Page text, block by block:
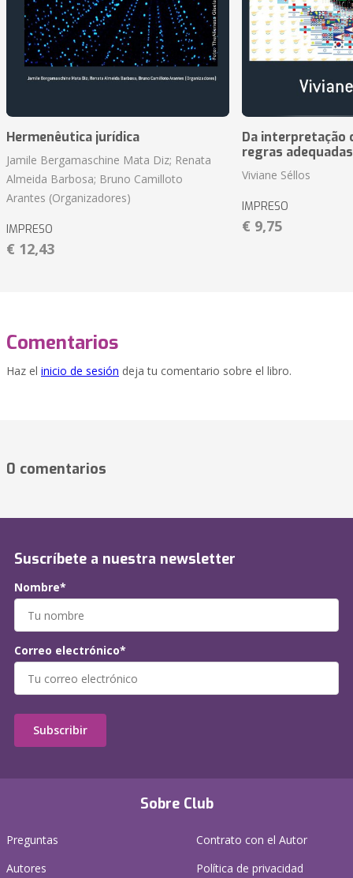
Hermenêutica jurídica
Jamile Bergamaschine Mata Diz; Renata
Almeida Barbosa; Bruno Camilloto
Arantes (Organizadores)
IMPRESO
€ 12,43
Da interpretação
regras
Viviane Séllos
IMPRESO
€ 9,75
Comentarios
Haz el inicio de sesión deja tu comentario sobre el libro.
0 comentarios
Sobre Club
Preguntas
Autores
Contrato con el Autor
Política de privacidad
Suscríbete a nuestra newsletter
Nombre*
Correo electrónico*
Subscribir